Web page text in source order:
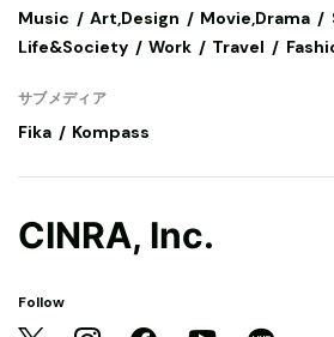
Music Art,Design Movie,Drama
Life&Society
Work Travel
サブメディア
Fika Kompass
CINRA, Inc.
Follow